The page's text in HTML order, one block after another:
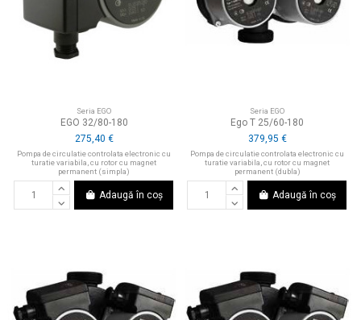
Seria EGO
EGO 32/80-180
275,40 €
Pompa de circulatie controlata electronic cu
turatie variabila, cu rotor cu magnet
permanent (simpla)
Adaugă în coș
Seria EGO
Ego T 25/60-180
379,95 €
Pompa de circulatie controlata electronic cu
turatie variabila, cu rotor cu magnet
permanent (dubla)
Adaugă în coș